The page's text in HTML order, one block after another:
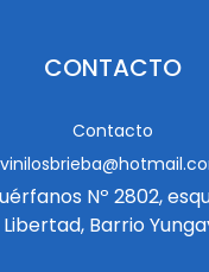
CONTACTO
Contacto
Nº 2802,
Libertad, Barrio